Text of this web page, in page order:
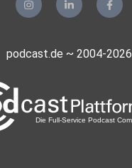
podcast.de ~ 2004-2026